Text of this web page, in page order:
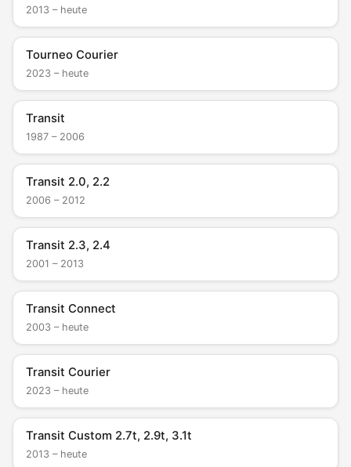
2013 – heute
Tourneo Courier
2023 – heute
Transit
1987 – 2006
Transit 2.0, 2.2
2006 – 2012
Transit 2.3, 2.4
2001 – 2013
Transit Connect
2003 – heute
Transit Courier
2023 – heute
Transit Custom 2.7t, 2.9t, 3.1t
2013 – heute